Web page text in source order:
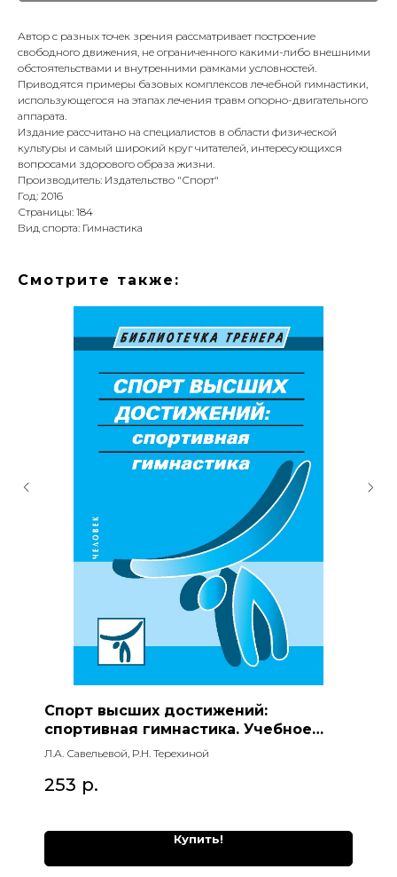
Автор с разных точек зрения рассматривает построение
свободного движения, не ограниченного какими-либо внешними
обстоятельствами и внутренними рамками условностей.
Приводятся примеры базовых комплексов лечебной гимнастики,
использующегося на этапах лечения травм опорно-двигательного
аппарата.
Издание рассчитано на специалистов в области физической
культуры и самый широкий круг читателей, интересующихся
вопросами здорового образа жизни.
Производитель: Издательство "Спорт"
Год: 2016
Страницы: 184
Вид спорта: Гимнастика
Смотрите также:
Спорт высших достижений:
спортивная гимнастика. Учебное
пособие
Л.А. Савельевой, Р.Н. Терехиной
253 р.
Купить!